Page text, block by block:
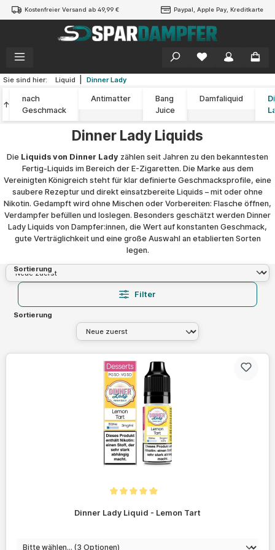
springen
Kostenfreier Versand ab 49,99 € Paypal, Apple Pay, Kreditkarte
Sie sind hier: Liquid Dinner Lady
↑
nach
Geschmack
Antimatter
Bang
Juice
Damfaliquid
Dinner Lady Liquids
Die Liquids von Dinner Lady zählen seit Jahren zu den bekanntesten
Fertig-Liquids im Bereich der E-Zigaretten. Die Marke aus dem
Vereinigten Königreich steht für klar definierte Geschmacksprofile, eine
saubere Rezeptur und direkt einsatzbereite Liquids – mit oder ohne
Nikotin. Gedampft wird ohne Mischen oder Vorbereiten: Flasche öffnen,
Verdampfer befüllen und loslegen. Besonders geschätzt werden Dinner
Lady Liquids von Dampfer:innen, die Wert auf konstanten Geschmack,
gute Verträglichkeit und eine große Auswahl an etablierten Sorten
legen.
Sortierung
Filter
Sortierung
Dinner Lady Liquid - Lemon Tart
Nikotinstärkeauswählen